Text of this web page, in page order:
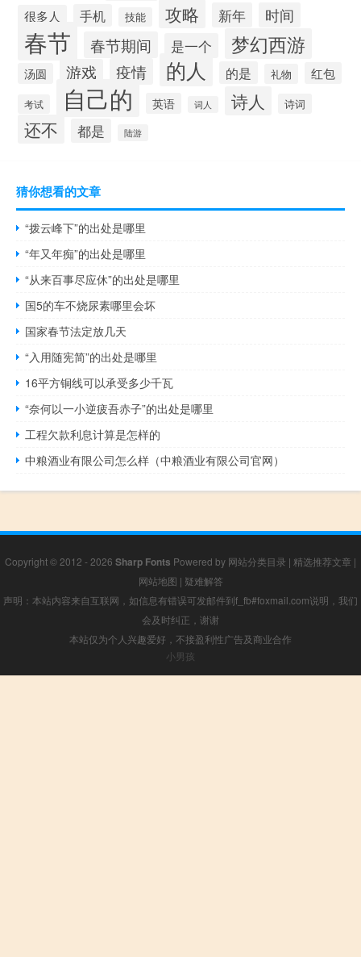
很多人 手机 技能 攻略 新年 时间
春节 春节期间 是一个 梦幻西游
汤圆 游戏 疫情 的人 的是 礼物 红包
考试 自己的 英语 词人 诗人 诗词
还不 都是 陆游
猜你想看的文章
“拨云峰下”的出处是哪里
“年又年痴”的出处是哪里
“从来百事尽应休”的出处是哪里
国5的车不烧尿素哪里会坏
国家春节法定放几天
“入用随宪简”的出处是哪里
16平方铜线可以承受多少千瓦
“奈何以一小逆疲吾赤子”的出处是哪里
工程欠款利息计算是怎样的
中粮酒业有限公司怎么样（中粮酒业有限公司官网）
Copyright © 2012 - 2026 Sharp Fonts Powered by 网站分类目录 | 精选推荐文章 |
网站地图 | 疑难解答
声明：本站内容来自互联网，如信息有错误可发邮件到f_fb#foxmail.com说明，我们
会及时纠正，谢谢
本站仅为个人兴趣爱好，不接盈利性广告及商业合作
小男孩